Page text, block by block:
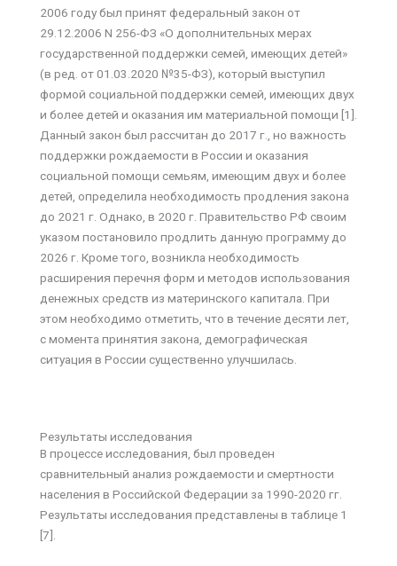
2006 году был принят федеральный закон от
29.12.2006 N 256-ФЗ «О дополнительных мерах
государственной поддержки семей, имеющих детей»
(в ред. от 01.03.2020 №35-ФЗ), который выступил
формой социальной поддержки семей, имеющих двух
и более детей и оказания им материальной помощи [1].
Данный закон был рассчитан до 2017 г., но важность
поддержки рождаемости в России и оказания
социальной помощи семьям, имеющим двух и более
детей, определила необходимость продления закона
до 2021 г. Однако, в 2020 г. Правительство РФ своим
указом постановило продлить данную программу до
2026 г. Кроме того, возникла необходимость
расширения перечня форм и методов использования
денежных средств из материнского капитала. При
этом необходимо отметить, что в течение десяти лет,
с момента принятия закона, демографическая
ситуация в России существенно улучшилась.
Результаты исследования
В процессе исследования, был проведен
сравнительный анализ рождаемости и смертности
населения в Российской Федерации за 1990-2020 гг.
Результаты исследования представлены в таблице 1
[7].